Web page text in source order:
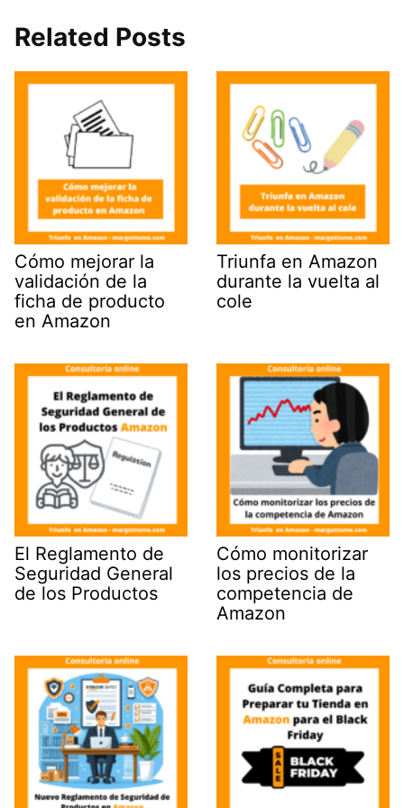
Related Posts
Cómo mejorar la
validación de la
ficha de producto
en Amazon
Triunfa en Amazon
durante la vuelta al
cole
El Reglamento de
Seguridad General
de los Productos
Cómo monitorizar
los precios de la
competencia de
Amazon